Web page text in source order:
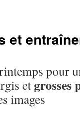
et
pour
etgrosses
images